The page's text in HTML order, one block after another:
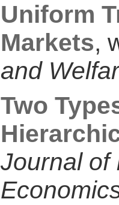
Uniform
Markets,
and
Two
Journal of